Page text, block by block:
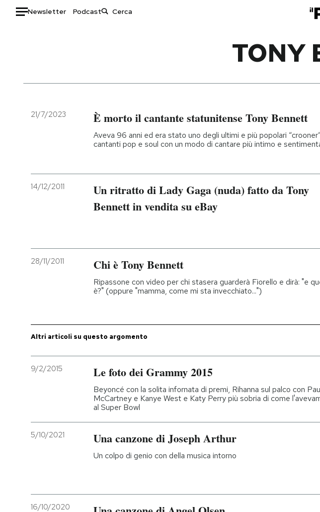
Newsletter Podcast
Italia
Politica
Economia
Moda
Ok Boomer!
Mondiali calcio 2026
SHOP
CALENDARIO
AREA PERSONALE
TONY
21/7/2023 È morto il cantante statunitense Tony Bennett
Aveva 96 anni ed era stato uno degli ultimi e più popolari
cantanti pop e soul con un modo di cantare più intimo e
14/12/2011
Un ritratto di Lady Gaga (nuda) fatto da Tony
Bennett in vendita su eBay
28/11/2011 Chi è Tony Bennett
Ripassone con video per chi stasera guarderà Fiorello e dirà: "e
è?" (oppure "mamma, come mi sta invecchiato...")
Altri articoli su questo argomento
9/2/2015 Le foto dei Grammy 2015
Beyoncé con la solita infornata di premi, Rihanna sul palco con
McCartney e Kanye West e Katy Perry più sobria di come
al Super Bowl
5/10/2021 Una canzone di Joseph Arthur
Un colpo di genio con della musica intorno
16/10/2020